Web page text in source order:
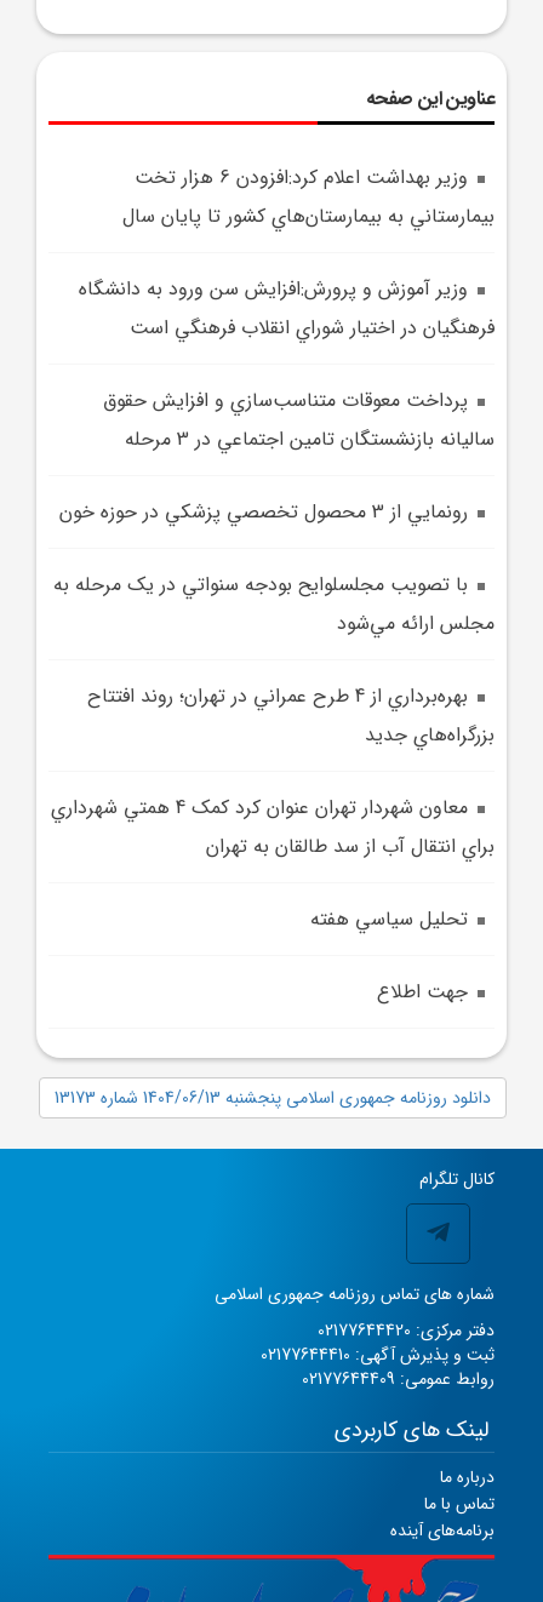
عناوین این صفحه
وزير بهداشت اعلام کرد:افزودن 6 هزار تخت
بيمارستاني به بيمارستان‌هاي کشور تا پايان سال
وزير آموزش و پرورش:افزايش سن ورود به دانشگاه
فرهنگيان در اختيار شوراي انقلاب فرهنگي است
پرداخت معوقات متناسب‌سازي و افزايش حقوق
ساليانه بازنشستگان تامين اجتماعي در 3 مرحله
رونمايي از 3 محصول تخصصي پزشکي در حوزه خون‌
با تصويب مجلسلوايح بودجه سنواتي در يک مرحله به
مجلس ارائه مي‌شود
بهره‌برداري از 4 طرح عمراني در تهران؛ روند افتتاح
بزرگراه‌هاي جديد
معاون شهردار تهران عنوان کرد کمک 4 همتي شهرداري
براي انتقال آب از سد طالقان به تهران
تحليل سياسي هفته
جهت اطلاع
دانلود روزنامه جمهوری اسلامی پنجشنبه 1404/06/13 شماره 13173
کانال تلگرام
شماره های تماس روزنامه جمهوری اسلامی
دفتر مرکزی: 02177644420
ثبت و پذیرش آگهی: 02177644410
روابط عمومی: 02177644409
لینک های کاربردی
درباره ما
تماس با ما
برنامه‌های آینده